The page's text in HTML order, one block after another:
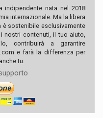
indipendente nata nel 2018
internazionale. Ma la libera
sostenibile esclusivamente
nostri contenuti, il tuo aiuto,
contribuirà a garantire
e farà la differenza per
tu.